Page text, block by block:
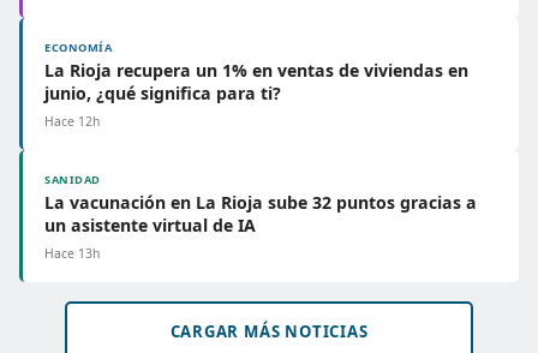
ECONOMÍA
La Rioja recupera un 1% en ventas de viviendas en
junio, ¿qué significa para ti?
Hace 12h
SANIDAD
La vacunación en La Rioja sube 32 puntos gracias a
un asistente virtual de IA
Hace 13h
CARGAR MÁS NOTICIAS